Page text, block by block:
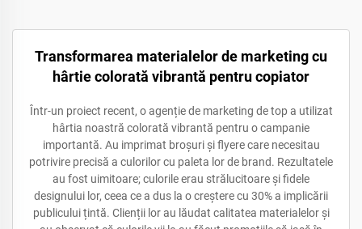
Transformarea materialelor de marketing cu
hârtie colorată vibrantă pentru copiator
Într-un proiect recent, o agenție de marketing de top a utilizat
hârtia noastră colorată vibrantă pentru o campanie
importantă. Au imprimat broșuri și flyere care necesitau
potrivire precisă a culorilor cu paleta lor de brand. Rezultatele
au fost uimitoare; culorile erau strălucitoare și fidele
designului lor, ceea ce a dus la o creștere cu 30% a implicării
publicului țintă. Clienții lor au lăudat calitatea materialelor și